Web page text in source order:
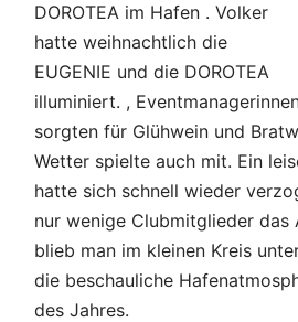
DOROTEA im Hafen . Volker
hatte weihnachtlich die
EUGENIE und die DOROTEA
illuminiert. ,
sorgten für Glühwein und
Wetter spielte auch mit. Ein
hatte sich schnell wieder
nur wenige Clubmitglieder
blieb man im kleinen Kreis
die beschauliche
des Jahres.